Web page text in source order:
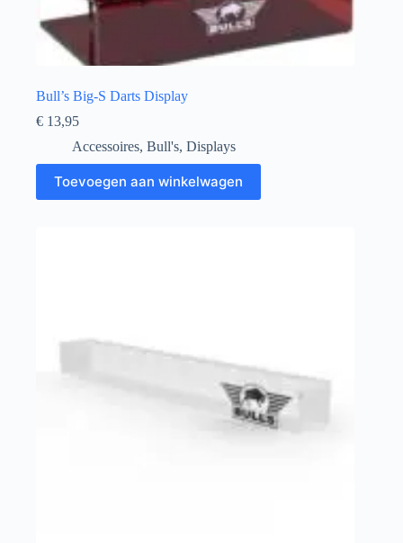
Bull’s Big-S Darts Display
€ 13,95
Accessoires, Bull's, Displays
Toevoegen aan winkelwagen